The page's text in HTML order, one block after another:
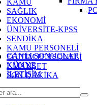
CANLI SONUÇLAR
KÜNYE
İLETİŞİM
KAMU
SAĞLIK
EKONOMİ
ÜNİVERSİTE-KPSS
SENDİKA
KAMU PERSONELİ
EĞİTİM PERSONELİ
2.MANŞET
SON DAKİKA